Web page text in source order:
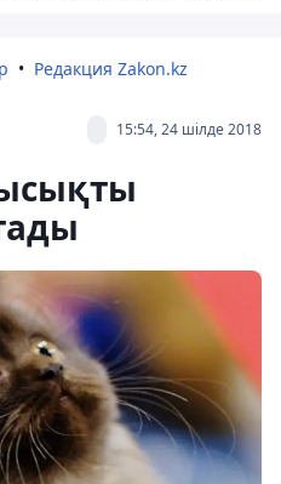
Редакция Zakon.kz
15:54, 24 шілде 2018